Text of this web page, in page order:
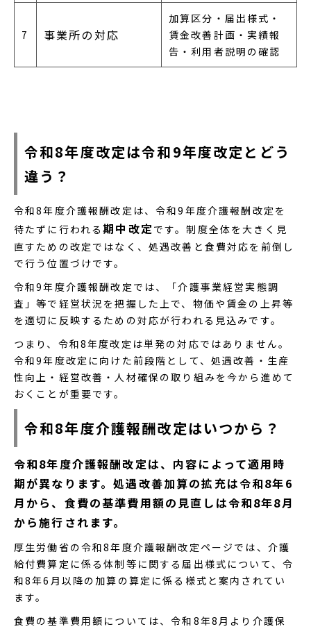
7 事業所の対応
加算区分・届出様式・
賃金改善計画・実績報
告・利用者説明の確認
令和8年度改定は令和9年度改定とどう
違う？
令和8年度介護報酬改定は、令和9年度介護報酬改定を
待たずに行われる期中改定 です。制度全体を大きく見
直すための改定ではなく、処遇改善と食費対応を前倒し
で行う位置づけです。
令和9年度介護報酬改定では、「介護事業経営実態調
査」等で経営状況を把握した上で、物価や賃金の上昇等
を適切に反映するための対応が行われる見込みです。
つまり、令和8年度改定は単発の対応ではありません。
令和9年度改定に向けた前段階として、処遇改善・生産
性向上・経営改善・人材確保の取り組みを今から進めて
おくことが重要です。
令和8年度介護報酬改定はいつから？
令和8年度介護報酬改定は、内容によって適用時
期が異なります。処遇改善加算の拡充は令和8年6
月から、食費の基準費用額の見直しは令和8年8月
から施行されます。
厚生労働省の令和8年度介護報酬改定ページでは、介護
給付費算定に係る体制等に関する届出様式について、令
和8年6月以降の加算の算定に係る様式と案内されてい
ます。
食費の基準費用額については、令和8年8月より介護保